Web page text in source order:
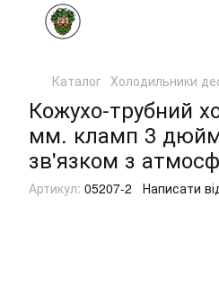
Каталог Холодильники
Кожухо-трубний
мм. кламп 3
зв'язком з
Артикул: 05207-2 Написати